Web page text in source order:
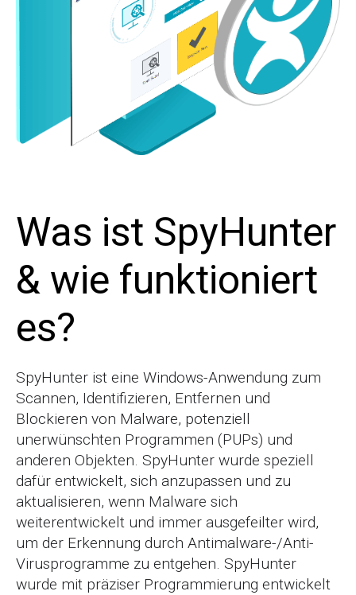
Was ist SpyHunter
& wie funktioniert
es?
SpyHunter ist eine Windows-Anwendung zum
Scannen, Identifizieren, Entfernen und
Blockieren von Malware, potenziell
unerwünschten Programmen (PUPs) und
anderen Objekten. SpyHunter wurde speziell
dafür entwickelt, sich anzupassen und zu
aktualisieren, wenn Malware sich
weiterentwickelt und immer ausgefeilter wird,
um der Erkennung durch Antimalware-/Anti-
Virusprogramme zu entgehen. SpyHunter
wurde mit präziser Programmierung entwickelt